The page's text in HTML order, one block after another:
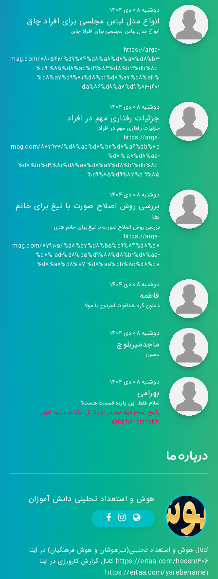
دوشنبه 08 دی 1404
انواع مدل لباس مجلسی برای افراد چاق
انواع مدل لباس مجلسی برای افراد چاق
https://arga-
mag.com/880542/%d9%84%d8%a8%d8%a7%d8%b3
-%d9 %85%d8%ac%d9%84%d8%b3%db%8c-
%d8%a7%d9%81%d8%b1%d8%a7%d8%af-%
da%86%d8%a7%d9%82-1401
دوشنبه 08 دی 1404
جزئیات رفتاری مهم در افراد
جزئیات رفتاری مهم در افراد
https://arga-
mag.com/877923/%d8%ac%d8%b2%d8%a6%db%8c
%d8% a7%d8%aa-
%d8%b1%d9%81%d8%aa%d8%a7%d8%b1%db%8c-
%d9%85%d9%87%d 9%85
دوشنبه 08 دی 1404
بررسی روش اصلاح صورت با تیغ برای خانم
ها
بررسی روش اصلاح صورت با تیغ برای خانم های
https://arga-
mag.com/879105/%d8%a7%d8%b5%d9%84%d8%a7
%d8% ad-%d8%b5%d9%88%d8%b1%d8%aa-
%d8%a8%d8%a7-%d8%aa%db%8c%d8%ba
دوشنبه 08 دی 1404
فاطمه
دمتون گرم خداقوت اجرتون با مولا
دوشنبه 08 دی 1404
ماجدمیربلوچ
ممنون
دوشنبه 08 دی 1404
بهرامی
سلام فقط این یازده قسمت هست؟
پاسخ: سلام فیلم جدید را در کانال تلگرامم دانلود کنین
farhangianek91@
درباره ما
هوش و استعداد تحلیلی دانش آموزان
کانال هوش و استعداد تحلیلی(تیزهوشان و هوش فرهنگیان) در ایتا
https://eitaa.com/hoosh1406 کانال گزارش کارورزی در ایتا
https://eitaa.com/yarebename1